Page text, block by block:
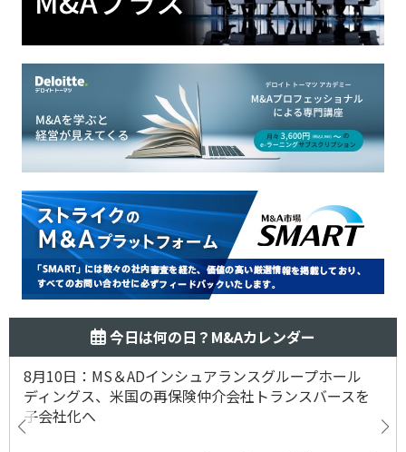
今日は何の日？M&Aカレンダー
8月10日：MS＆ADインシュアランスグループホール
ディングス、米国の再保険仲介会社トランスバースを
子会社化へ